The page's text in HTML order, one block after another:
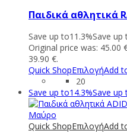
Παιδικά αθλητικά
Save up to11.3%Save up
Original price was: 45.00
39.90 €.
Quick ShopΕπιλογήAdd
20
Save up to14.3%Save up
Quick ShopΕπιλογήAdd